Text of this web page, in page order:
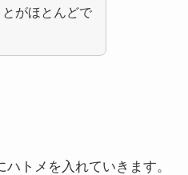
がほとんどで
トメを入れていきます。